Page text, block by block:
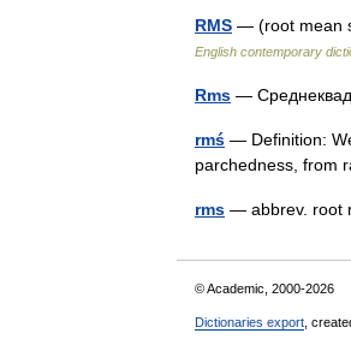
RMS — (root mean
English contemporary
Rms —
rmś — Definition:
parchedness, from
rms — abbrev. root
© Academic, 2000-2026
Dictionaries export ,